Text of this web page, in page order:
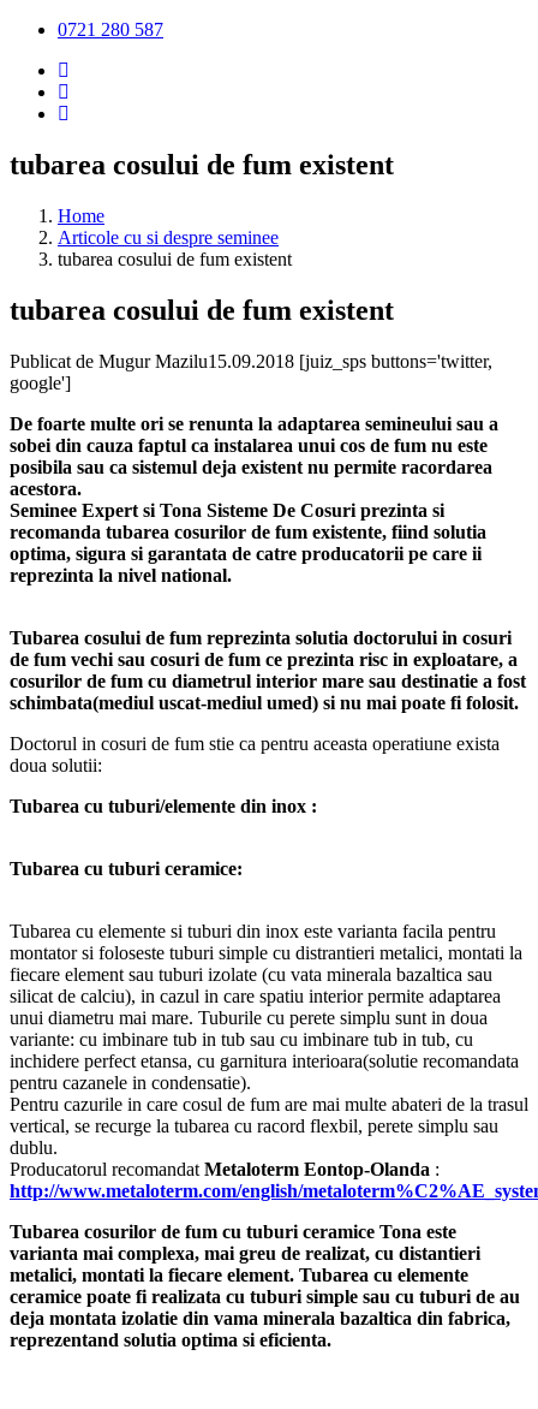
0721 280 587
tubarea cosului de fum existent
Home
Articole cu si despre seminee
tubarea cosului de fum existent
tubarea cosului de fum existent
Publicat de Mugur Mazilu15.09.2018 [juiz_sps buttons='twitter,
google']
De foarte multe ori se renunta la adaptarea semineului sau a
sobei din cauza faptul ca instalarea unui cos de fum nu este
posibila sau ca sistemul deja existent nu permite racordarea
acestora.
Seminee Expert si Tona Sisteme De Cosuri prezinta si
recomanda tubarea cosurilor de fum existente, fiind solutia
optima, sigura si garantata de catre producatorii pe care ii
reprezinta la nivel national.
Tubarea cosului de fum reprezinta solutia doctorului in cosuri
de fum vechi sau cosuri de fum ce prezinta risc in exploatare, a
cosurilor de fum cu diametrul interior mare sau destinatie a fost
schimbata(mediul uscat-mediul umed) si nu mai poate fi folosit.
Doctorul in cosuri de fum stie ca pentru aceasta operatiune exista
doua solutii:
Tubarea cu tuburi/elemente din inox :
Tubarea cu tuburi ceramice:
Tubarea cu elemente si tuburi din inox este varianta facila pentru
montator si foloseste tuburi simple cu distrantieri metalici, montati la
fiecare element sau tuburi izolate (cu vata minerala bazaltica sau
silicat de calciu), in cazul in care spatiu interior permite adaptarea
unui diametru mai mare. Tuburile cu perete simplu sunt in doua
variante: cu imbinare tub in tub sau cu imbinare tub in tub, cu
inchidere perfect etansa, cu garnitura interioara(solutie recomandata
pentru cazanele in condensatie).
Pentru cazurile in care cosul de fum are mai multe abateri de la trasul
vertical, se recurge la tubarea cu racord flexbil, perete simplu sau
dublu.
Producatorul recomandat Metaloterm Eontop-Olanda :
http://www.metaloterm.com/english/
Tubarea cosurilor de fum cu tuburi ceramice Tona este
varianta mai complexa, mai greu de realizat, cu distantieri
metalici, montati la fiecare element. Tubarea cu elemente
ceramice poate fi realizata cu tuburi simple sau cu tuburi de au
deja montata izolatie din vama minerala bazaltica din fabrica,
reprezentand solutia optima si eficienta.